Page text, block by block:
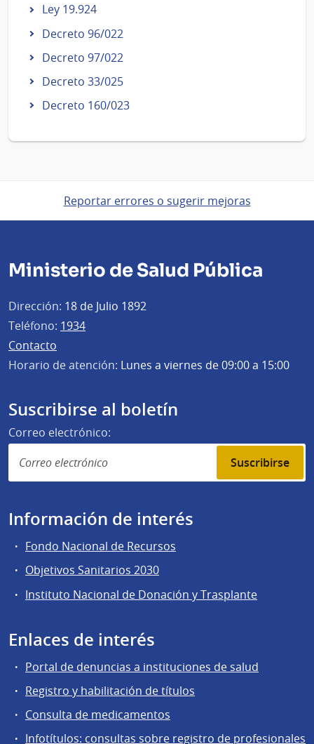
Ley 19.924
Decreto 96/022
Decreto 97/022
Decreto 33/025
Decreto 160/023
Reportar errores o sugerir mejoras
Ministerio de Salud Pública
Dirección: 18 de Julio 1892
Teléfono: 1934
Contacto
Horario de atención: Lunes a viernes de 09:00 a 15:00
Suscribirse al boletín
Correo electrónico:
Suscribirse
Información de interés
Fondo Nacional de Recursos
Objetivos Sanitarios 2030
Instituto Nacional de Donación y Trasplante
Enlaces de interés
Portal de denuncias a instituciones de salud
Registro y habilitación de títulos
Consulta de medicamentos
Infotítulos: consultas sobre registro de profesionales